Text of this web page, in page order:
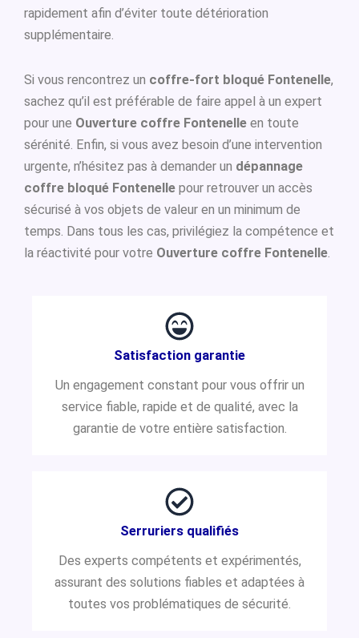
rapidement afin d’éviter toute détérioration
supplémentaire.
Si vous rencontrez un coffre-fort bloqué Fontenelle,
sachez qu’il est préférable de faire appel à un expert
pour une Ouverture coffre Fontenelle en toute
sérénité. Enfin, si vous avez besoin d’une intervention
urgente, n’hésitez pas à demander un dépannage
coffre bloqué Fontenelle pour retrouver un accès
sécurisé à vos objets de valeur en un minimum de
temps. Dans tous les cas, privilégiez la compétence et
la réactivité pour votre Ouverture coffre Fontenelle.
Satisfaction garantie
Un engagement constant pour vous offrir un
service fiable, rapide et de qualité, avec la
garantie de votre entière satisfaction.
Serruriers qualifiés
Des experts compétents et expérimentés,
assurant des solutions fiables et adaptées à
toutes vos problématiques de sécurité.